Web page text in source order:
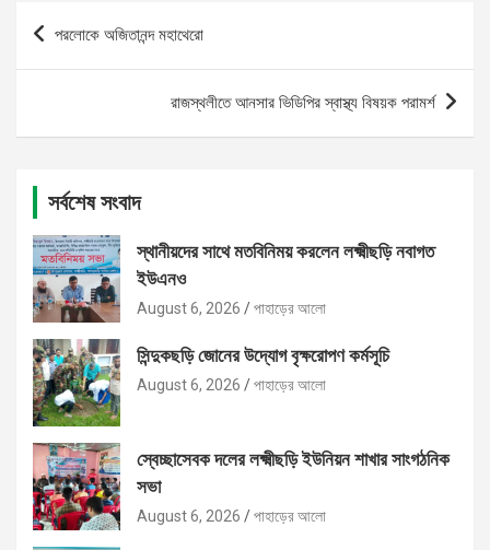
Post
navigation
পরলোকে অজিতানন্দ মহাথেরো
রাজস্থলীতে আনসার ভিডিপির স্বাস্থ্য বিষয়ক পরামর্শ
সর্বশেষ সংবাদ
স্থানীয়দের সাথে মতবিনিময় করলেন লক্ষ্মীছড়ি নবাগত
ইউএনও
August 6, 2026 পাহাড়ের আলো
সিন্দুকছড়ি জোনের উদ্যোগ বৃক্ষরোপণ কর্মসূচি
August 6, 2026 পাহাড়ের আলো
স্বেচ্ছাসেবক দলের লক্ষ্মীছড়ি ইউনিয়ন শাখার সাংগঠনিক
সভা
August 6, 2026 পাহাড়ের আলো